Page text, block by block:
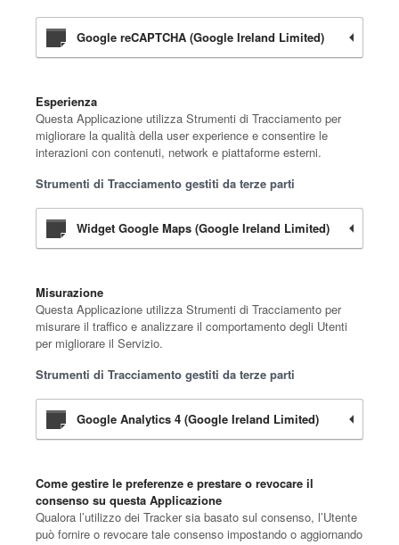
Google reCAPTCHA (Google Ireland Limited)
Esperienza
Questa Applicazione utilizza Strumenti di Tracciamento per
migliorare la qualità della user experience e consentire le
interazioni con contenuti, network e piattaforme esterni.
Strumenti di Tracciamento gestiti da terze parti
Widget Google Maps (Google Ireland Limited)
Misurazione
Questa Applicazione utilizza Strumenti di Tracciamento per
misurare il traffico e analizzare il comportamento degli Utenti
per migliorare il Servizio.
Strumenti di Tracciamento gestiti da terze parti
Google Analytics 4 (Google Ireland Limited)
Come gestire le preferenze e prestare o revocare il
consenso su questa Applicazione
Qualora l’utilizzo dei Tracker sia basato sul consenso, l’Utente
può fornire o revocare tale consenso impostando o aggiornando